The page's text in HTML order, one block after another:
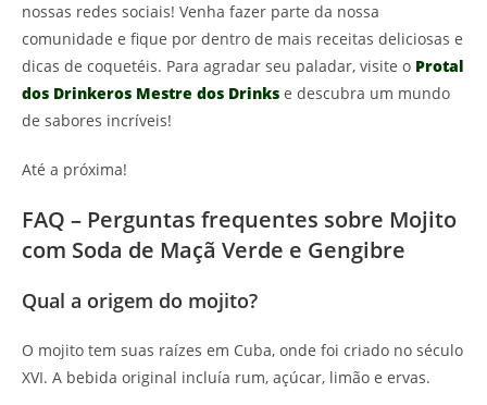
nossas redes sociais! Venha fazer parte da nossa
comunidade e fique por dentro de mais receitas deliciosas e
dicas de coquetéis. Para agradar seu paladar, visite o Protal
dos Drinkeros Mestre dos Drinks e descubra um mundo
de sabores incríveis!
Até a próxima!
FAQ – Perguntas frequentes sobre Mojito
com Soda de Maçã Verde e Gengibre
Qual a origem do mojito?
O mojito tem suas raízes em Cuba, onde foi criado no século
XVI. A bebida original incluía rum, açúcar, limão e ervas.